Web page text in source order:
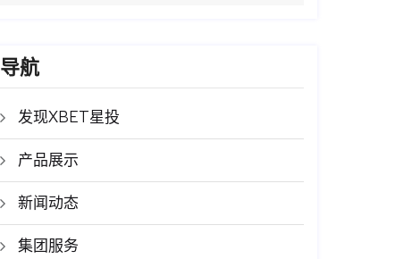
导航
发现XBET星投
产品展示
新闻动态
集团服务